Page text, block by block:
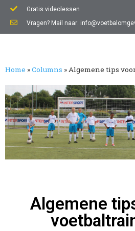
Gratis videolessen
Vragen? Mail naar:
Home »Columns »Algemene tips
Algemene